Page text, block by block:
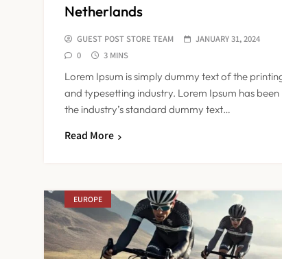
Netherlands
GUEST POST STORE TEAM
JANUARY 31, 2024
0
3 MINS
Lorem Ipsum is simply dummy text of the
and typesetting industry. Lorem Ipsum has been
the industry’s standard dummy text…
Read More
EUROPE